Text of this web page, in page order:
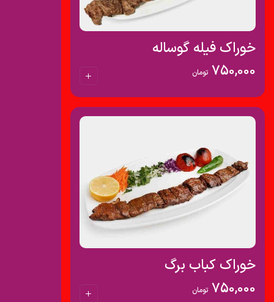
خوراک فیله گوساله
750,000 تومان
خوراک کباب برگ
750,000 تومان